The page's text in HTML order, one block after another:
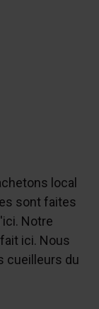
local
sont faites
Notre
ici. Nous
cueilleurs du